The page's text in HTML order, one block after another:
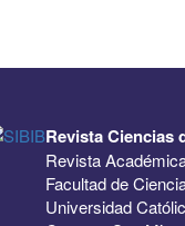
Revista Ciencias
Revista
Facultad de
Universidad